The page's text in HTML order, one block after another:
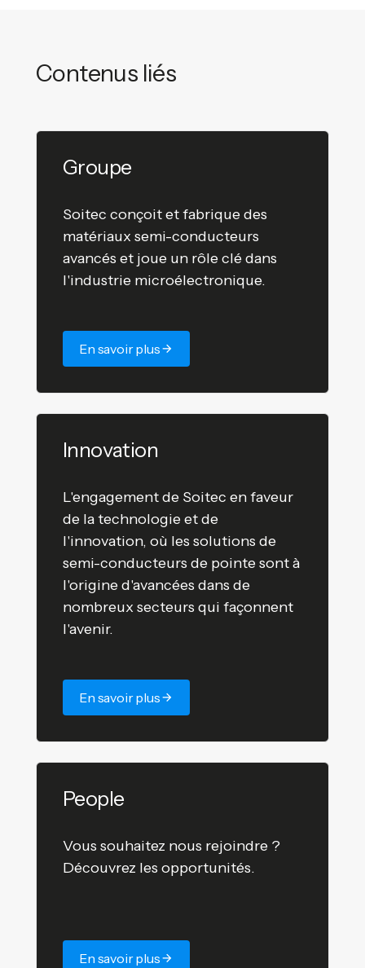
Contenus liés
Groupe
Soitec conçoit et fabrique des
matériaux semi-conducteurs
avancés et joue un rôle clé dans
l'industrie microélectronique.
En savoir plus
Innovation
L'engagement de Soitec en faveur
de la technologie et de
l'innovation, où les solutions de
semi-conducteurs de pointe sont à
l'origine d'avancées dans de
nombreux secteurs qui façonnent
l'avenir.
En savoir plus
People
Vous souhaitez nous rejoindre ?
Découvrez les opportunités.
En savoir plus